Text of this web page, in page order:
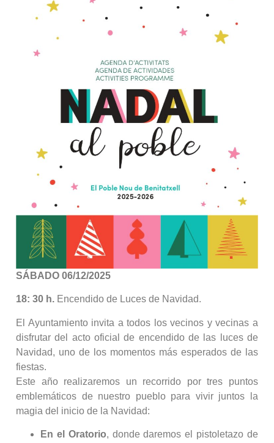
SÁBADO 06/12/2025
18: 30 h. Encendido de Luces de Navidad.
El Ayuntamiento invita a todos los vecinos y vecinas a
disfrutar del acto oficial de encendido de las luces de
Navidad, uno de los momentos más esperados de las
fiestas.
Este año realizaremos un recorrido por tres puntos
emblemáticos de nuestro pueblo para vivir juntos la
magia del inicio de la Navidad:
En el Oratorio, donde daremos el pistoletazo de